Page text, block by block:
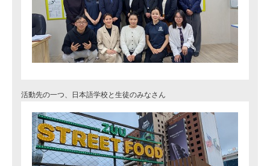
活動先の一つ、日本語学校と生徒のみなさん